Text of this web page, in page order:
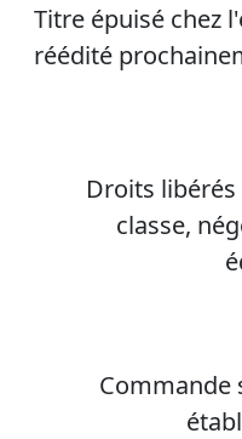
Titre épuisé chez
réédité
Droits
classe,
Commande